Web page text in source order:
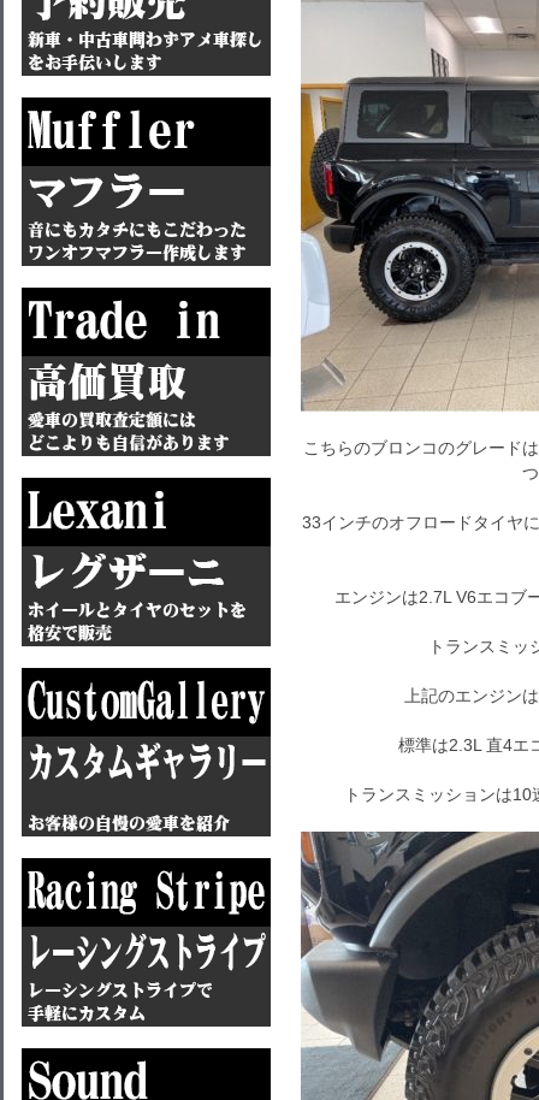
こちらのブロンコのグレード
33インチのオフロードタイヤ
エンジンは2.7L V6エコブ
トランスミッ
上記のエンジン
標準は2.3L 直4エ
トランスミッションは